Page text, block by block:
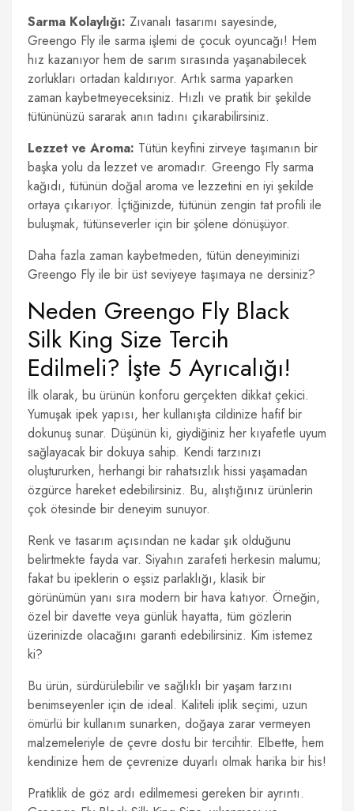
Sarma Kolaylığı: Zıvanalı tasarımı sayesinde,
Greengo Fly ile sarma işlemi de çocuk oyuncağı! Hem
hız kazanıyor hem de sarım sırasında yaşanabilecek
zorlukları ortadan kaldırıyor. Artık sarma yaparken
zaman kaybetmeyeceksiniz. Hızlı ve pratik bir şekilde
tütününüzü sararak anın tadını çıkarabilirsiniz.
Lezzet ve Aroma: Tütün keyfini zirveye taşımanın bir
başka yolu da lezzet ve aromadır. Greengo Fly sarma
kağıdı, tütünün doğal aroma ve lezzetini en iyi şekilde
ortaya çıkarıyor. İçtiğinizde, tütünün zengin tat profili ile
buluşmak, tütünseverler için bir şölene dönüşüyor.
Daha fazla zaman kaybetmeden, tütün deneyiminizi
Greengo Fly ile bir üst seviyeye taşımaya ne dersiniz?
Neden Greengo Fly Black
Silk King Size Tercih
Edilmeli? İşte 5 Ayrıcalığı!
İlk olarak, bu ürünün konforu gerçekten dikkat çekici.
Yumuşak ipek yapısı, her kullanışta cildinize hafif bir
dokunuş sunar. Düşünün ki, giydiğiniz her kıyafetle uyum
sağlayacak bir dokuya sahip. Kendi tarzınızı
oluştururken, herhangi bir rahatsızlık hissi yaşamadan
özgürce hareket edebilirsiniz. Bu, alıştığınız ürünlerin
çok ötesinde bir deneyim sunuyor.
Renk ve tasarım açısından ne kadar şık olduğunu
belirtmekte fayda var. Siyahın zarafeti herkesin malumu;
fakat bu ipeklerin o eşsiz parlaklığı, klasik bir
görünümün yanı sıra modern bir hava katıyor. Örneğin,
özel bir davette veya günlük hayatta, tüm gözlerin
üzerinizde olacağını garanti edebilirsiniz. Kim istemez
ki?
Bu ürün, sürdürülebilir ve sağlıklı bir yaşam tarzını
benimseyenler için de ideal. Kaliteli iplik seçimi, uzun
ömürlü bir kullanım sunarken, doğaya zarar vermeyen
malzemeleriyle de çevre dostu bir tercihtir. Elbette, hem
kendinize hem de çevrenize duyarlı olmak harika bir his!
Pratiklik de göz ardı edilmemesi gereken bir ayrıntı.